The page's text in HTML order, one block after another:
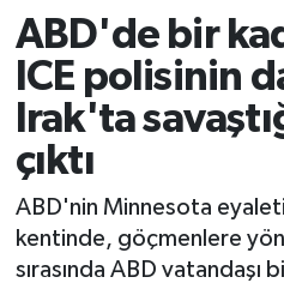
ABD'de bir
ICE polisinin
Irak'ta
çıktı
ABD'nin Minnesota
kentinde, göçmenlere
sırasında ABD vatandaşı
Eğitim
Ekonomi
Genel
Gündem
Tüm Manşetler
Son Dakika Haberleri
Haber Arşivi